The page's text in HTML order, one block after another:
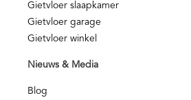
Gietvloer slaapkamer
Gietvloer garage
Gietvloer winkel
Nieuws & Media
Blog